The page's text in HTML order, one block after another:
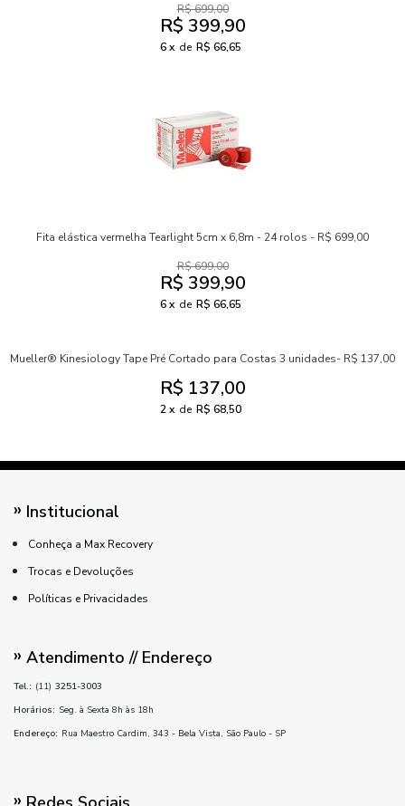
R$ 699,00
R$ 399,90
6 de R$ 66,65
Fita elástica vermelha Tearlight 5cm x 6,8m - 24 rolos - R$ 699,00
R$ 699,00
R$ 399,90
6 de R$ 66,65
Mueller® Kinesiology Tape Pré Cortado para Costas 3 unidades- R$ 137,00
R$ 137,00
2 de R$ 68,50
Institucional
Conheça a Max Recovery
Trocas e Devoluções
Políticas e Privacidades
Atendimento // Endereço
Tel.: (11) 3251-3003
Horários: Seg. à Sexta 8h às 18h
Endereço: Rua Maestro Cardim, 343 - Bela Vista, São Paulo - SP